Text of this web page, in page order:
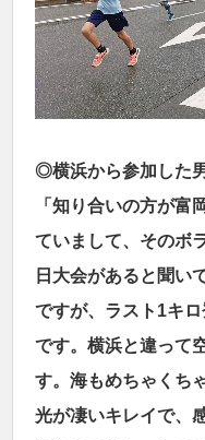
◎横浜から参加した
「知り合いの方が富
ていまして、そのボ
日大会があると聞い
ですが、ラスト1キ
です。横浜と違って
す。海もめちゃくち
光が凄いキレイで、